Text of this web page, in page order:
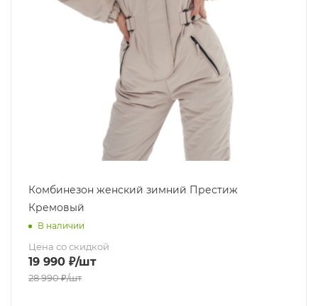
Комбинезон женский зимний Престиж
Кремовый
В наличии
Цена со скидкой
19 990 ₽/шт
28 990₽/шт